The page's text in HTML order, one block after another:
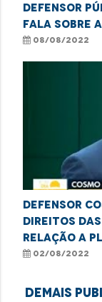
Defensor
fala sobre
08/08/2022
Defensor
direitos das
relação a
02/08/2022
Demais